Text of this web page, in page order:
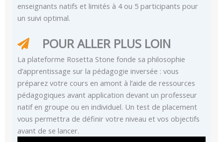
enseignants natifs et limités à 4 ou 5 participants pour
un suivi optimal.
POUR ALLER PLUS LOIN
La plateforme Rosetta Stone fonde sa philosophie
d’apprentissage sur la pédagogie inversée : vous
préparez votre cours en amont à l’aide de ressources
pédagogiques avant application devant un professeur
natif en groupe ou en individuel. Un test de placement
vous permettra de définir votre niveau et vos objectifs
avant de se lancer.